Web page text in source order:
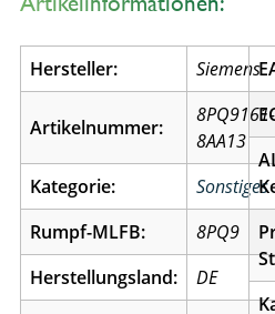
Hersteller: Siemens
Artikelnummer:
8PQ9161-
8AA13
Kategorie:
Sonstiges
Rumpf-MLFB:
8PQ9
Herstellungsland:
DE